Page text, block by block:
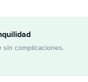
sin complicaciones.